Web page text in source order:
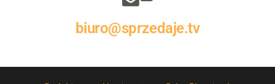
biuro@sprzedaje.tv